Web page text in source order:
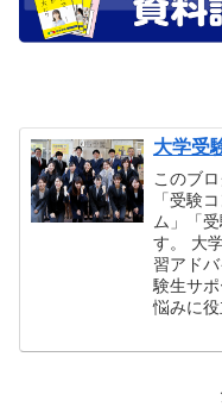
大学受
このブ
「受験
ム」「
す。 大
習アド
験生サ
悩みに役